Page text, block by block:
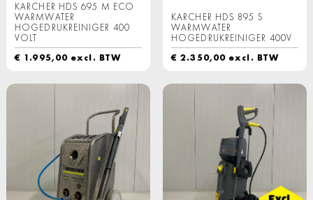
KARCHER HDS 695 M ECO
WARMWATER
HOGEDRUKREINIGER 400
VOLT
€ 1.995,00 excl. BTW
KARCHER HDS 895 S
WARMWATER
HOGEDRUKREINIGER 400V
€ 2.350,00 excl. BTW